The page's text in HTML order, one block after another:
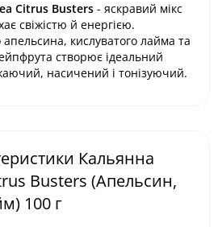
Citrus Busters - яскравий мікс
свіжістю й енергією.
кислуватого лайма та
створює ідеальний
насичений і тонізуючий.
Кальянна
Busters (Апельсин,
100 г